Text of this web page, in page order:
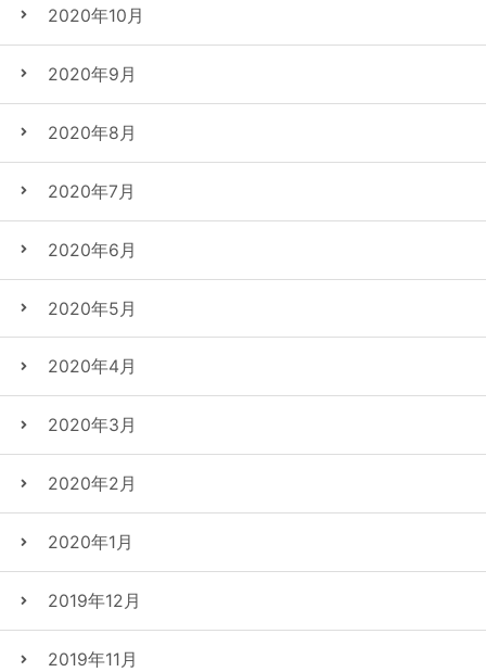
2020年10月
2020年9月
2020年8月
2020年7月
2020年6月
2020年5月
2020年4月
2020年3月
2020年2月
2020年1月
2019年12月
2019年11月